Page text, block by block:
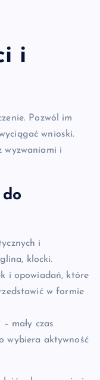
i
Pozwól im
wnioski.
wyzwaniami i
i
klocki.
i opowiadań, które
w formie
mały czas
wybiera aktywność